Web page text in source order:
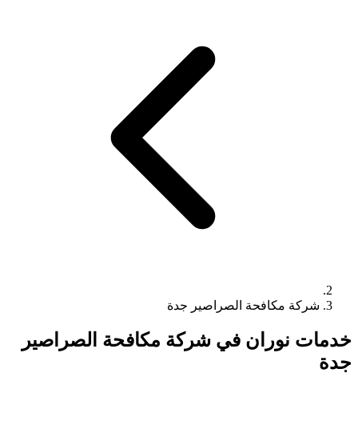
شركة مكافحة الصراصير جدة
خدمات نوران في شركة مكافحة الصراصير
جدة